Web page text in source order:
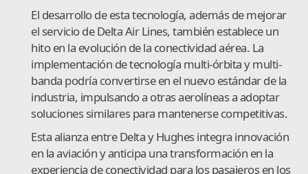
El desarrollo de esta tecnología, además de mejorar
el servicio de Delta Air Lines, también establece un
hito en la evolución de la conectividad aérea. La
implementación de tecnología multi-órbita y multi-
banda podría convertirse en el nuevo estándar de la
industria, impulsando a otras aerolíneas a adoptar
soluciones similares para mantenerse competitivas.
Esta alianza entre Delta y Hughes integra innovación
en la aviación y anticipa una transformación en la
experiencia de conectividad para los pasajeros en los